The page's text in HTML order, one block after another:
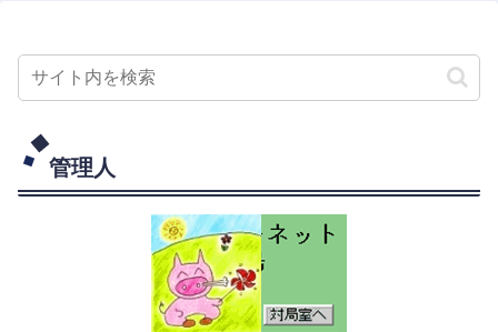
管理人